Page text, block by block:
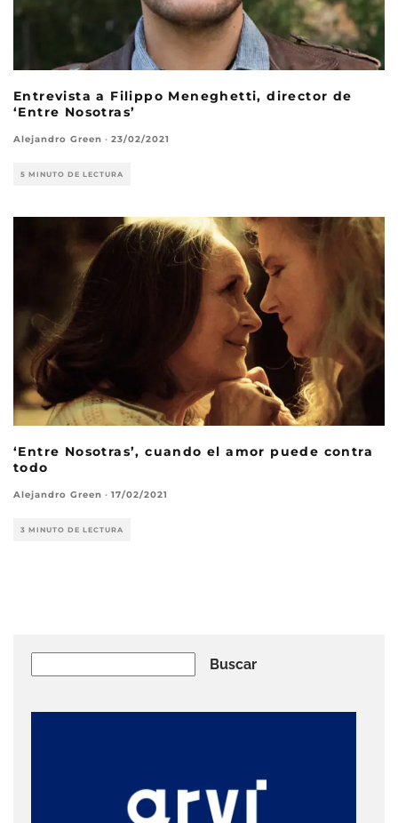
Entrevista a Filippo Meneghetti, director de
‘Entre Nosotras’
Alejandro Green · 23/02/2021
5 MINUTO DE LECTURA
‘Entre Nosotras’, cuando el amor puede contra
todo
Alejandro Green · 17/02/2021
3 MINUTO DE LECTURA
Buscar